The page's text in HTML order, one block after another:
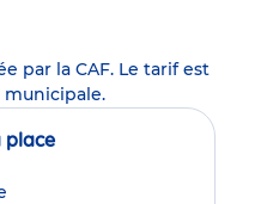
par la CAF. Le tarif est
place